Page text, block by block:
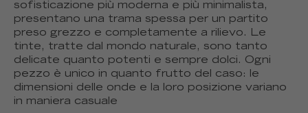
sofisticazione più moderna e più minimalista,
presentano una trama spessa per un partito
preso grezzo e completamente a rilievo. Le
tinte, tratte dal mondo naturale, sono tanto
delicate quanto potenti e sempre dolci. Ogni
pezzo è unico in quanto frutto del caso: le
dimensioni delle onde e la loro posizione variano
in maniera casuale